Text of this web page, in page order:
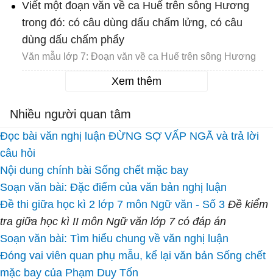
Viết một đoạn văn về ca Huế trên sông Hương
trong đó: có câu dùng dấu chấm lửng, có câu
dùng dấu chấm phẩy
Văn mẫu lớp 7: Đoạn văn về ca Huế trên sông Hương
Xem thêm
Nhiều người quan tâm
Đọc bài văn nghị luận ĐỪNG SỢ VẤP NGÃ và trả lời
câu hỏi
Nội dung chính bài Sống chết mặc bay
Soạn văn bài: Đặc điểm của văn bản nghị luận
Đề thi giữa học kì 2 lớp 7 môn Ngữ văn - Số 3 Đề kiểm
tra giữa học kì II môn Ngữ văn lớp 7 có đáp án
Soạn văn bài: Tìm hiểu chung về văn nghị luận
Đóng vai viên quan phụ mẫu, kể lại văn bản Sống chết
mặc bay của Phạm Duy Tốn